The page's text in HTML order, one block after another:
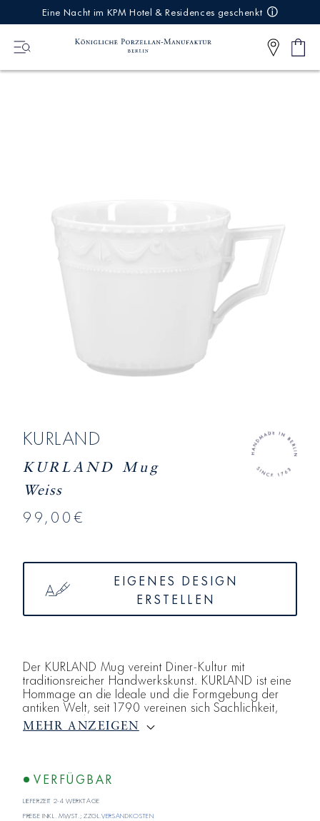
Eine Nacht im KPM Hotel & Residences geschenkt
0
Artikel
KURLAND
KURLAND Mug
Weiss
99,00€
EIGENES DESIGN
ERSTELLEN
Der KURLAND Mug vereint Diner-Kultur mit
traditionsreicher Handwerkskunst. KURLAND ist eine
Hommage an die Ideale und die Formgebung der
antiken Welt, seit 1790 vereinen sich Sachlichkeit,
Strenge und Symmetrie. Das klassizistische
KURLAND Relief, bestehend aus Eierstäben,
den modernen Alltag. Mit einem Fassungsvermögen
von 355 ml bietet der Mug genug Platz für Ihren L
MEHR ANZEIGEN
VERFÜGBAR
Lieferzeit 2-4 Werktage
Preise inkl. MwSt.; zzgl. Versandkosten